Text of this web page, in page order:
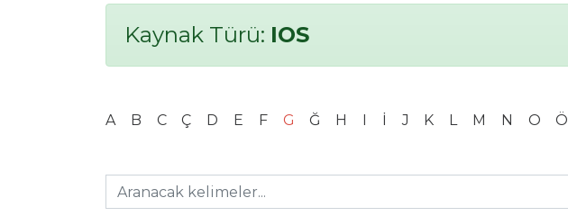
Kaynak Türü: IOS
A B C Ç D E F G Ğ H I İ J K L M N O Ö